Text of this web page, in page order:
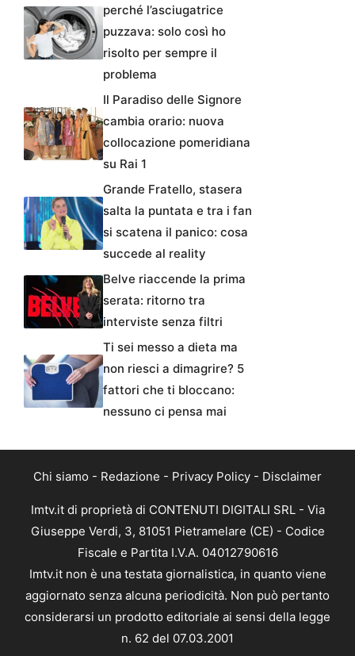
perché l’asciugatrice
puzzava: solo così ho
risolto per sempre il
problema
Il Paradiso delle Signore
cambia orario: nuova
collocazione pomeridiana
su Rai 1
Grande Fratello, stasera
salta la puntata e tra i fan
si scatena il panico: cosa
succede al reality
Belve riaccende la prima
serata: ritorno tra
interviste senza filtri
Ti sei messo a dieta ma
non riesci a dimagrire? 5
fattori che ti bloccano:
nessuno ci pensa mai
Chi siamo - Redazione - Privacy Policy - Disclaimer
Imtv.it di proprietà di CONTENUTI DIGITALI SRL - Via
Giuseppe Verdi, 3, 81051 Pietramelare (CE) - Codice
Fiscale e Partita I.V.A. 04012790616
Imtv.it non è una testata giornalistica, in quanto viene
aggiornato senza alcuna periodicità. Non può pertanto
considerarsi un prodotto editoriale ai sensi della legge
n. 62 del 07.03.2001